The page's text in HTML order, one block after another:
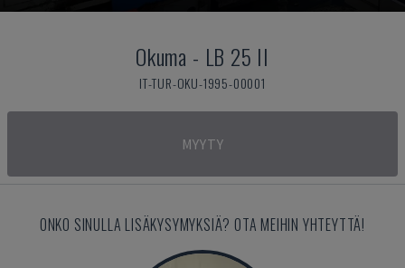
Okuma - LB 25 II
IT-TUR-OKU-1995-00001
MYYTY
ONKO SINULLA LISÄKYSYMYKSIÄ? OTA MEIHIN YHTEYTTÄ!